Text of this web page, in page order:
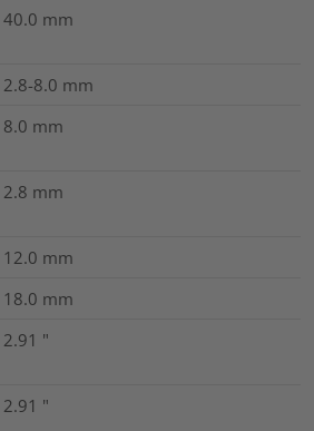
40.0 mm
2.8-8.0 mm
8.0 mm
2.8 mm
12.0 mm
18.0 mm
2.91 "
2.91 "